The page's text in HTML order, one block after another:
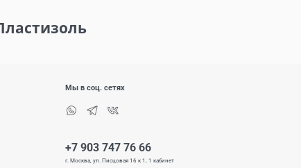
Мы в соц. сетях
+7 903 747 76 66
г. Москва, ул. Писцовая 16 к 1, 1 кабинет